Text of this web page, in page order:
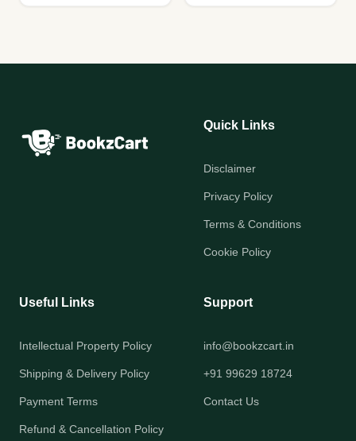
Quick Links
Disclaimer
Privacy Policy
Terms & Conditions
Cookie Policy
Useful Links
Intellectual Property Policy
Shipping & Delivery Policy
Payment Terms
Refund & Cancellation Policy
Support
info@bookzcart.in
+91 99629 18724
Contact Us